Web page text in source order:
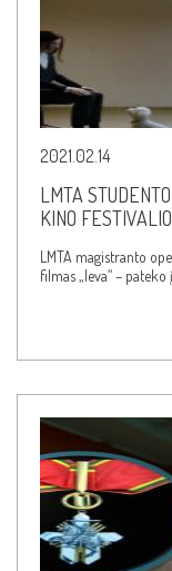
2021.02.14
LMTA
KINO
LMTA magistranto
filmas „Ieva“ – pateko į